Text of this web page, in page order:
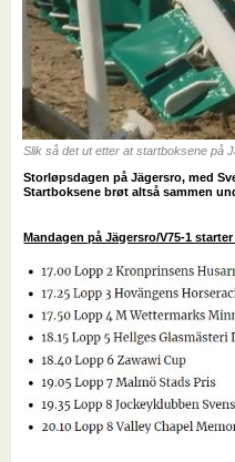
Slik så det ut etter at startboksene på
Storløpsdagen på Jägersro, med
Startboksene brøt altså sammen
Mandagen på Jägersro/V75-1 starter